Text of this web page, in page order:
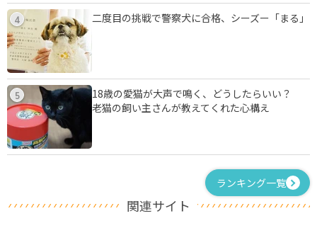
4 二度目の挑戦で警察犬に合格、シーズー「まる」
5
18歳の愛猫が大声で鳴く、どうしたらいい？
老猫の飼い主さんが教えてくれた心構え
ランキング一覧
関連サイト